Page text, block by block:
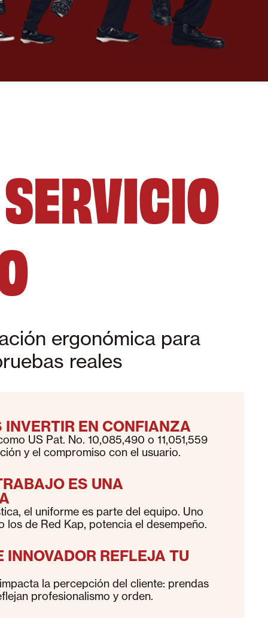
ergonómica para
reales
INVERTIR EN CONFIANZA
US Pat. No. 10,085,490 o 11,051,559
y el compromiso con el usuario.
ES UNA
el uniforme es parte del equipo. Uno
los de Red Kap, potencia el desempeño.
INNOVADOR REFLEJA TU
la percepción del cliente: prendas
profesionalismo y orden.